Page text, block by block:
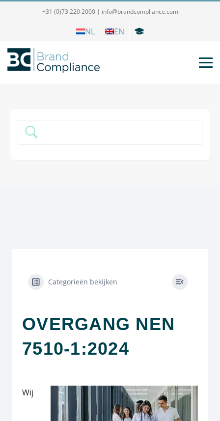
+31 (0)73 220 2000 | info@brandcompliance.com
NL EN
Categorieën bekijken
OVERGANG NEN
7510-1:2024
Wij